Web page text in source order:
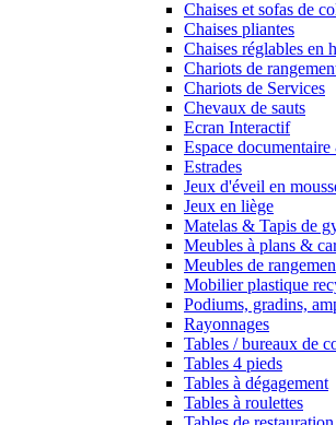
Chaises et sofas de
Chaises pliantes
Chaises réglables en
Chariots de
Chariots de Services
Chevaux de sauts
Ecran Interactif
Espace
Estrades
Jeux d'éveil en
Jeux en liège
Matelas & Tapis de
Meubles à plans &
Meubles de
Mobilier plastique
Podiums, gradins,
Rayonnages
Tables / bureaux de
Tables 4 pieds
Tables à dégagement
Tables à roulettes